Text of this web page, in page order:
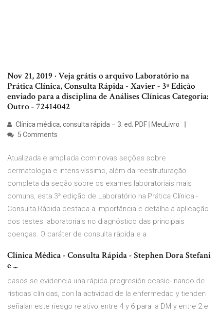
Nov 21, 2019 · Veja grátis o arquivo Laboratório na
Prática Clínica, Consulta Rápida - Xavier - 3ª Edição
enviado para a disciplina de Análises Clínicas Categoria:
Outro - 72414042
Clínica médica, consulta rápida – 3. ed. PDF | MeuLivro
5 Comments
Atualizada e ampliada com novas seções sobre
dermatologia e intensivíssimo, além da reestruturação
completa da seção sobre os exames laboratoriais mais
comuns, esta 3ª edição de Laboratório na Prática Clínica -
Consulta Rápida destaca a importância e detalha a aplicação
dos testes laboratoriais no diagnóstico das principais
doenças. O caráter de consulta rápida e a
Clínica Médica - Consulta Rápida - Stephen Dora Stefani
e ...
casos se evidencia una rápida progresión ocasio- nando de
rísticas clínicas, con la actividad de la enfermedad y tienden
señalan este riesgo relativo entre 4 y 6 para la DM y entre 2 el